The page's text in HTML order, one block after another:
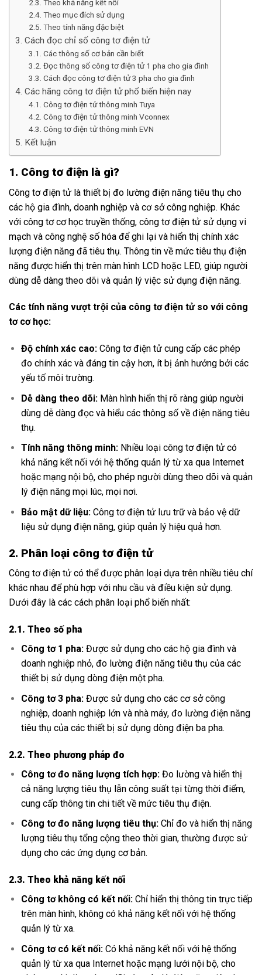
2.3. Theo khả năng kết nối
2.4. Theo mục đích sử dụng
2.5. Theo tính năng đặc biệt
3. Cách đọc chỉ số công tơ điện tử
3.1. Các thông số cơ bản cần biết
3.2. Đọc thông số công tơ điện tử 1 pha cho gia đình
3.3. Cách đọc công tơ điện tử 3 pha cho gia đình
4. Các hãng công tơ điện tử phổ biến hiện nay
4.1. Công tơ điện tử thông minh Tuya
4.2. Công tơ điện tử thông minh Vconnex
4.3. Công tơ điện tử thông minh EVN
5. Kết luận
1. Công tơ điện là gì?
Công tơ điện tử là thiết bị đo lường điện năng tiêu thụ cho
các hộ gia đình, doanh nghiệp và cơ sở công nghiệp. Khác
với công tơ cơ học truyền thống, công tơ điện tử sử dụng vi
mạch và công nghệ số hóa để ghi lại và hiển thị chính xác
lượng điện năng đã tiêu thụ. Thông tin về mức tiêu thụ điện
năng được hiển thị trên màn hình LCD hoặc LED, giúp người
dùng dễ dàng theo dõi và quản lý việc sử dụng điện năng.
Các tính năng vượt trội của công tơ điện tử so với công
tơ cơ học:
Độ chính xác cao:Công tơ điện tử cung cấp các phép
đo chính xác và đáng tin cậy hơn, ít bị ảnh hưởng bởi các
yếu tố môi trường.
Dễ dàng theo dõi:Màn hình hiển thị rõ ràng giúp người
dùng dễ dàng đọc và hiểu các thông số về điện năng tiêu
thụ.
Tính năng thông minh:Nhiều loại công tơ điện tử có
khả năng kết nối với hệ thống quản lý từ xa qua Internet
hoặc mạng nội bộ, cho phép người dùng theo dõi và quản
lý điện năng mọi lúc, mọi nơi.
Bảo mật dữ liệu:Công tơ điện tử lưu trữ và bảo vệ dữ
liệu sử dụng điện năng, giúp quản lý hiệu quả hơn.
2. Phân loại công tơ điện tử
Công tơ điện tử có thể được phân loại dựa trên nhiều tiêu chí
khác nhau để phù hợp với nhu cầu và điều kiện sử dụng.
Dưới đây là các cách phân loại phổ biến nhất:
2.1. Theo số pha
Công tơ 1 pha:Được sử dụng cho các hộ gia đình và
doanh nghiệp nhỏ, đo lường điện năng tiêu thụ của các
thiết bị sử dụng dòng điện một pha.
Công tơ 3 pha:Được sử dụng cho các cơ sở công
nghiệp, doanh nghiệp lớn và nhà máy, đo lường điện năng
tiêu thụ của các thiết bị sử dụng dòng điện ba pha.
2.2. Theo phương pháp đo
Công tơ đo năng lượng tích hợp:Đo lường và hiển thị
cả năng lượng tiêu thụ lẫn công suất tại từng thời điểm,
cung cấp thông tin chi tiết về mức tiêu thụ điện.
Công tơ đo năng lượng tiêu thụ:Chỉ đo và hiển thị năng
lượng tiêu thụ tổng cộng theo thời gian, thường được sử
dụng cho các ứng dụng cơ bản.
2.3. Theo khả năng kết nối
Công tơ không có kết nối:Chỉ hiển thị thông tin trực tiếp
trên màn hình, không có khả năng kết nối với hệ thống
quản lý từ xa.
Công tơ có kết nối:Có khả năng kết nối với hệ thống
quản lý từ xa qua Internet hoặc mạng lưới nội bộ, cho